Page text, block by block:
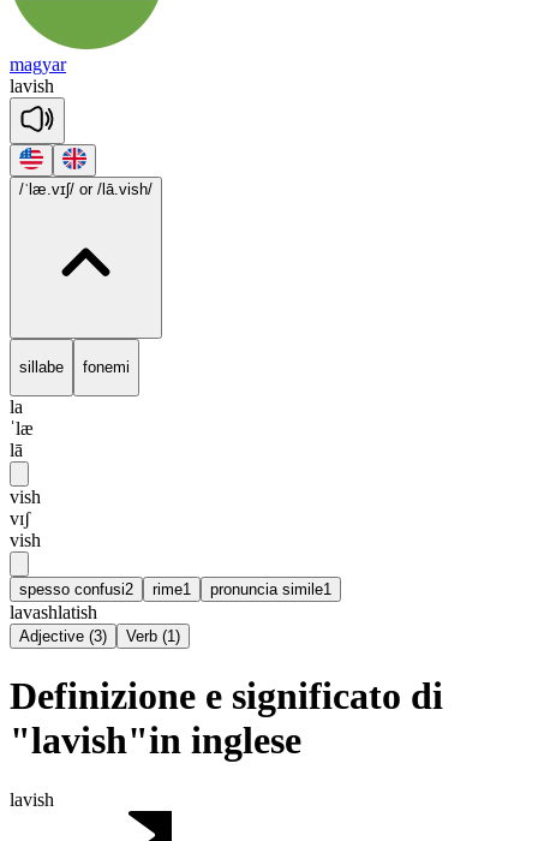
magyar
lavish
/ˈlæ.vɪʃ/ or /lā.vish/
sillabe fonemi
la
ˈlæ
lā
vish
vɪʃ
vish
spesso confusi2 rime1 pronuncia simile1
lavashlatish
Adjective (3) Verb (1)
Definizione e significato di
"lavish"in inglese
lavish